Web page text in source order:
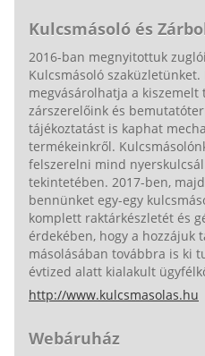
Kulcsmásoló és
2016-ban megnyitottuk
Kulcsmásoló
megvásárolhatja a kiszemelt
zárszerelőink és
tájékoztatást is kaphat
termékeinkről.
felszerelni mind
tekintetében. 2017-ben,
bennünket egy-egy
komplett raktárkészletét és
érdekében, hogy a hozzájuk
másolásában továbbra is ki
évtized alatt kialakult
http://www.kulcsmasolas.hu
Webáruház